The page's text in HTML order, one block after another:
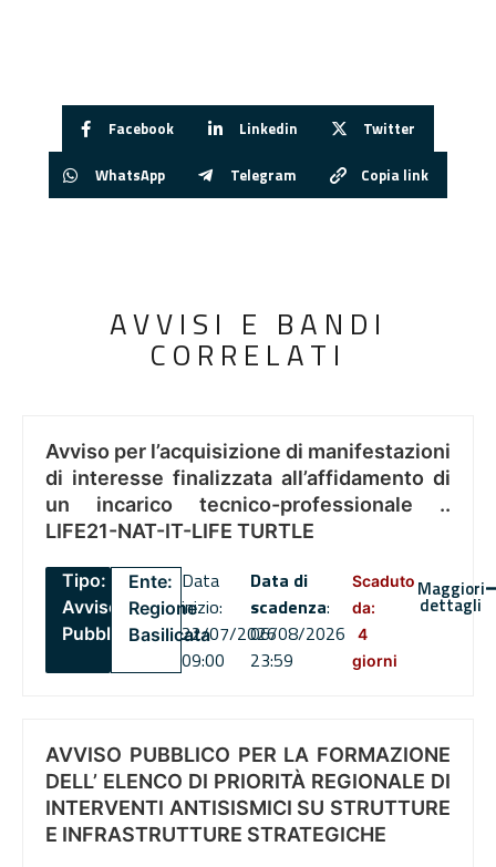
Facebook Linkedin Twitter
WhatsApp Telegram Copia link
AVVISI E BANDI
CORRELATI
Avviso per l’acquisizione di manifestazioni
di interesse finalizzata all’affidamento di
un incarico tecnico-professionale ..
LIFE21-NAT-IT-LIFE TURTLE
Tipo:
Avviso
Pubblico
Ente:
Regione
Basilicata
Data
inizio:
22/07/2026
09:00
Data di
scadenza:
06/08/2026
23:59
Scaduto
da:
4
giorni
Maggiori
dettagli
AVVISO PUBBLICO PER LA FORMAZIONE
DELL’ ELENCO DI PRIORITÀ REGIONALE DI
INTERVENTI ANTISISMICI SU STRUTTURE
E INFRASTRUTTURE STRATEGICHE